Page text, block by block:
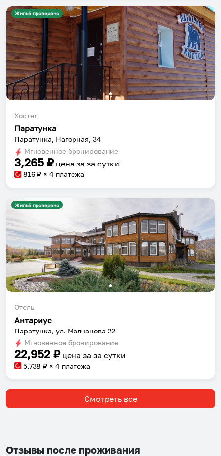
Жильё проверено
Хостел
Паратунка
Паратунка, Нагорная, 34
Мгновенное бронирование
3,265 ₽ цена за за сутки
816 ₽ × 4 платежа
Жильё проверено
Отель
Антариус
Паратунка, ул. Молчанова 22
Мгновенное бронирование
22,952 ₽ цена за за сутки
5,738 ₽ × 4 платежа
Смотреть все
Отзывы после проживания